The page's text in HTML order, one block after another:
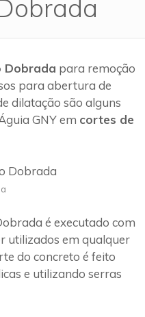
Dobrada para remoção
para abertura de
dilatação são alguns
GNY em cortes de
é executado com
utilizados em qualquer
do concreto é feito
e utilizando serras